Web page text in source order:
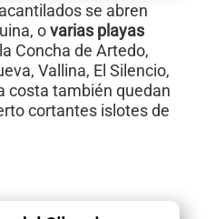
se abren
ovarias playas
Concha de Artedo,
Vallina, El Silencio,
costa también quedan
cortantes islotes de